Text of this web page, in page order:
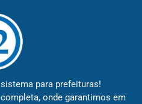
sistema para prefeituras!
completa, onde garantimos em